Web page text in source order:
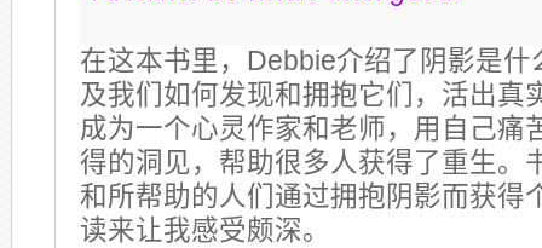
在这本书里，Debbie介绍了阴影是什
及我们如何发现和拥抱它们，活出真
成为一个心灵作家和老师，用自己痛
得的洞见，帮助很多人获得了重生。
和所帮助的人们通过拥抱阴影而获得
读来让我感受颇深。